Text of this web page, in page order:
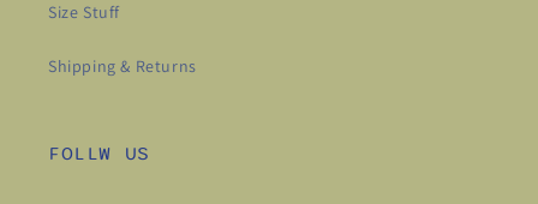
Size Stuff
Shipping & Returns
FOLLW US